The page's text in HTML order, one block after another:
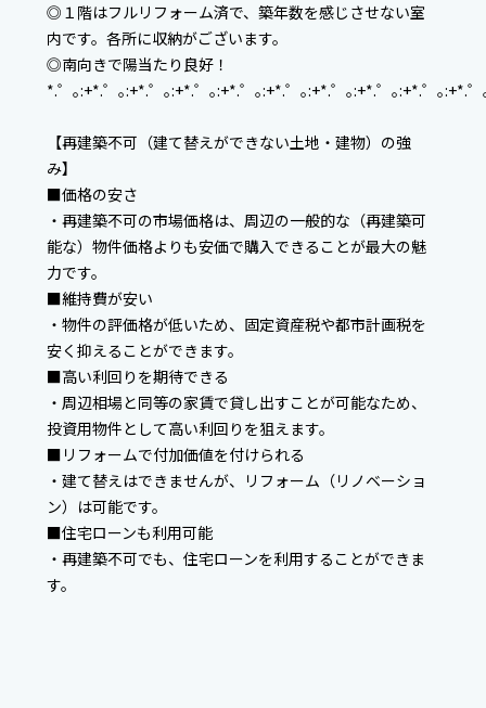
◎１階はフルリフォーム済で、築年数を感じさせない室
内です。各所に収納がございます。
◎南向きで陽当たり良好！
*.゜｡:+*.゜｡:+*.゜｡:+*.゜｡:+*.゜｡:+*.゜｡:+*.゜｡:+*.゜｡:+*.゜｡:+*.
【再建築不可（建て替えができない土地・建物）の強
み】
■価格の安さ
・再建築不可の市場価格は、周辺の一般的な（再建築可
能な）物件価格よりも安価で購入できることが最大の魅
力です。
■維持費が安い
・物件の評価格が低いため、固定資産税や都市計画税を
安く抑えることができます。
■高い利回りを期待できる
・周辺相場と同等の家賃で貸し出すことが可能なため、
投資用物件として高い利回りを狙えます。
■リフォームで付加価値を付けられる
・建て替えはできませんが、リフォーム（リノベーショ
ン）は可能です。
■住宅ローンも利用可能
・再建築不可でも、住宅ローンを利用することができま
す。